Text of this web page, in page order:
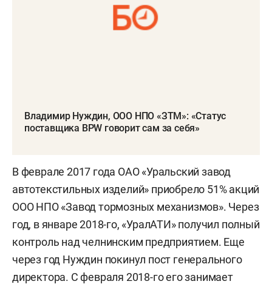
Владимир Нуждин, ООО НПО «ЗТМ»: «Статус
поставщика BPW говорит сам за себя»
В феврале 2017 года ОАО «Уральский завод
автотекстильных изделий» приобрело 51% акций
ООО НПО «Завод тормозных механизмов». Через
год, в январе 2018-го, «УралАТИ» получил полный
контроль над челнинским предприятием. Еще
через год Нуждин покинул пост генерального
директора. С февраля 2018-го его занимает